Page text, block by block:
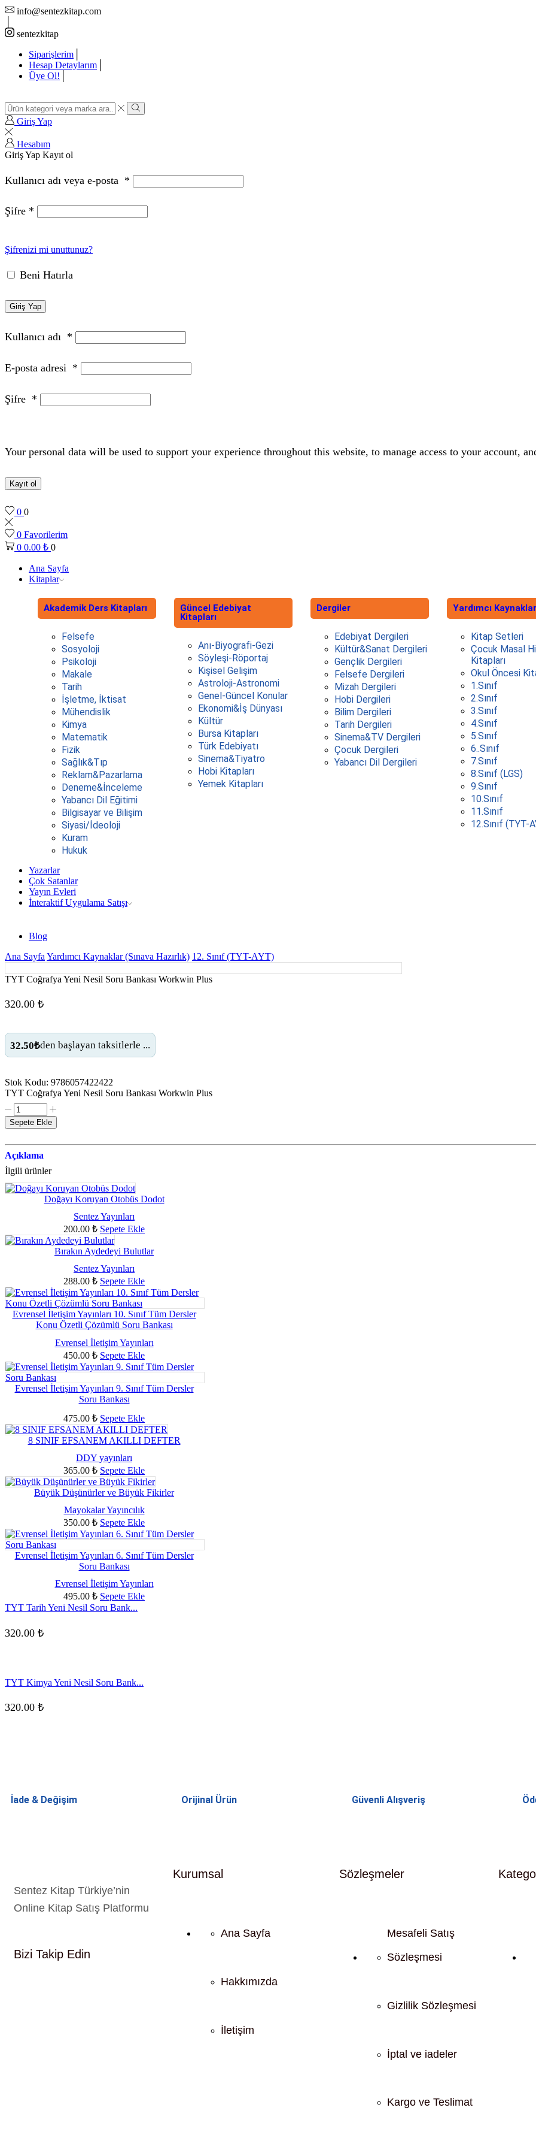
info@sentezkitap.com
sentezkitap
Siparişlerim
Hesap Detaylarım
Üye Ol!
Giriş Yap
Hesabım
Giriş Yap Kayıt ol
Kullanıcı adı veya e-posta *
Şifre *
Şifrenizi mi unuttunuz?
Beni Hatırla
Giriş Yap
Kullanıcı adı *
E-posta adresi *
Şifre *
Your personal data will be used to support your experience throughout this website, to manage access to your account,
Kayıt ol
0 0
0 Favorilerim
0 0.00 ₺ 0
Ana Sayfa
Kitaplar
Akademik Ders Kitapları
Felsefe
Sosyoloji
Psikoloji
Makale
Tarih
İşletme, İktisat
Mühendislik
Kimya
Matematik
Fizik
Sağlık&Tıp
Reklam&Pazarlama
Deneme&İnceleme
Yabancı Dil Eğitimi
Bilgisayar ve Bilişim
Siyasi/İdeoloji
Kuram
Hukuk
Güncel Edebiyat
Kitapları
Anı-Biyografi-Gezi
Söyleşi-Röportaj
Kişisel Gelişim
Astroloji-Astronomi
Genel-Güncel Konular
Ekonomi&İş Dünyası
Kültür
Bursa Kitapları
Türk Edebiyatı
Sinema&Tiyatro
Hobi Kitapları
Yemek Kitapları
Dergiler
Edebiyat Dergileri
Kültür&Sanat Dergileri
Gençlik Dergileri
Felsefe Dergileri
Mizah Dergileri
Hobi Dergileri
Bilim Dergileri
Tarih Dergileri
Sinema&TV Dergileri
Çocuk Dergileri
Yabancı Dil Dergileri
Yardımcı Kaynaklar
Kitap Setleri
Çocuk Masal
Kitapları
Okul Öncesi
1.Sınıf
2.Sınıf
3.Sınıf
4.Sınıf
5.Sınıf
6..Sınıf
7.Sınıf
8.Sınıf (LGS)
9.Sınıf
10.Sınıf
11.Sınıf
12.Sınıf (TYT-
Yazarlar
Çok Satanlar
Yayın Evleri
İnteraktif Uygulama Satışı
Blog
Ana Sayfa Yardımcı Kaynaklar (Sınava Hazırlık) 12. Sınıf (TYT-AYT)
TYT Coğrafya Yeni Nesil Soru Bankası Workwin Plus
320.00 ₺
32.50₺den başlayan taksitlerle ...
Stok Kodu: 9786057422422
TYT Coğrafya Yeni Nesil Soru Bankası Workwin Plus
Sepete Ekle
Açıklama
İlgili ürünler
Doğayı Koruyan Otobüs Dodot
Sentez Yayınları
200.00 ₺ Sepete Ekle
Bırakın Aydedeyi Bulutlar
Sentez Yayınları
288.00 ₺ Sepete Ekle
Evrensel İletişim Yayınları 10. Sınıf Tüm Dersler
Konu Özetli Çözümlü Soru Bankası
Evrensel İletişim Yayınları
450.00 ₺ Sepete Ekle
Evrensel İletişim Yayınları 9. Sınıf Tüm Dersler
Soru Bankası
475.00 ₺ Sepete Ekle
8 SINIF EFSANEM AKILLI DEFTER
DDY yayınları
365.00 ₺ Sepete Ekle
Büyük Düşünürler ve Büyük Fikirler
Mayokalar Yayıncılık
350.00 ₺ Sepete Ekle
Evrensel İletişim Yayınları 6. Sınıf Tüm Dersler
Soru Bankası
Evrensel İletişim Yayınları
495.00 ₺ Sepete Ekle
TYT Tarih Yeni Nesil Soru Bank...
320.00 ₺
TYT Kimya Yeni Nesil Soru Bank...
320.00 ₺
İade & Değişim Orijinal Ürün Güvenli Alışveriş
Sentez Kitap Türkiye’nin
Online Kitap Satış Platformu
Bizi Takip Edin
Kurumsal
Ana Sayfa
Hakkımızda
İletişim
Sözleşmeler
Mesafeli Satış
Sözleşmesi
Gizlilik Sözleşmesi
İptal ve iadeler
Kargo ve Teslimat